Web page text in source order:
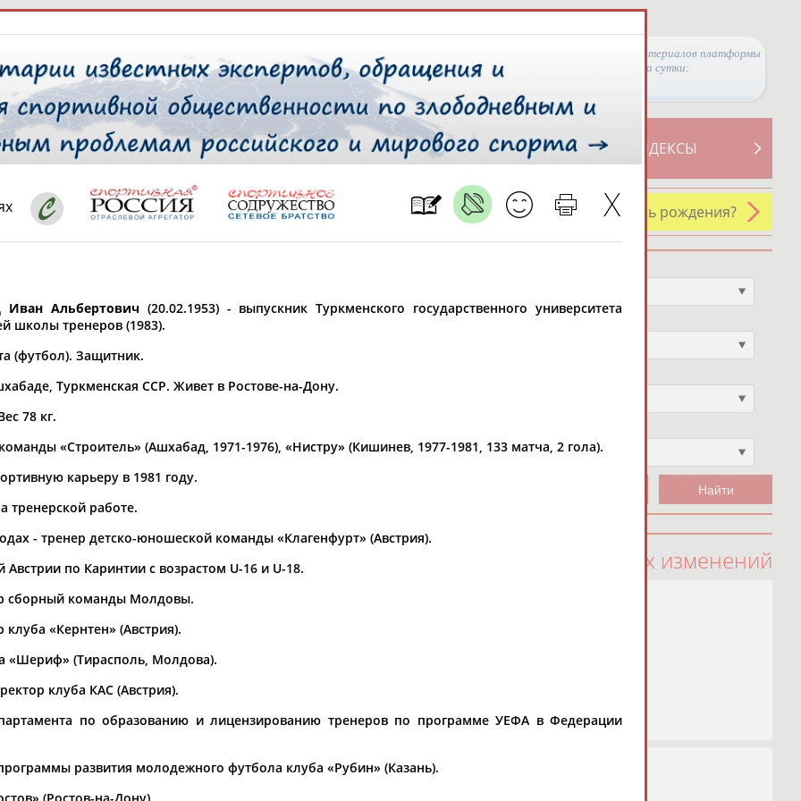
Просмотры материалов платформы
за сутки:
СВОДНЫЕ ИНДЕКСЫ
ТАБЛО АКТИВНОСТИ
РЕСУРСНАЯ ПЛОЩАДКА
У кого сегодня день рождения?
* для действующих спортсменов
рождения
выбран
чч мм год по чч мм год
Не выбран
100 последних изменений
Альбертович(20.02.1953) - выпускник Туркменского государственного университета
школы тренеров (1983).
(футбол). Защитник.
Туркменская ССР. Живет в Ростове-на-Дону.
78 кг.
«Строитель» (Ашхабад, 1971-1976), «Нистру» (Кишинев, 1977-1981, 133 матча, 2 гола).
карьеру в 1981 году.
тренерской работе.
- тренер детско-юношеской команды «Клагенфурт» (Австрия).
Австрии по Каринтии с возрастом U-16 и U-18.
сборный команды Молдовы.
«Кернтен» (Австрия).
«Шериф» (Тирасполь, Молдова).
клуба КАС (Австрия).
по образованию и лицензированию тренеров по программе УЕФА в Федерации
развития молодежного футбола клуба «Рубин» (Казань).
(Ростов-на-Дону).